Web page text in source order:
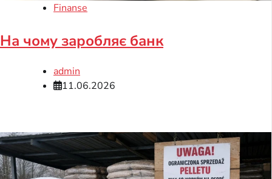
Finanse
На чому заробляє банк
admin
11.06.2026